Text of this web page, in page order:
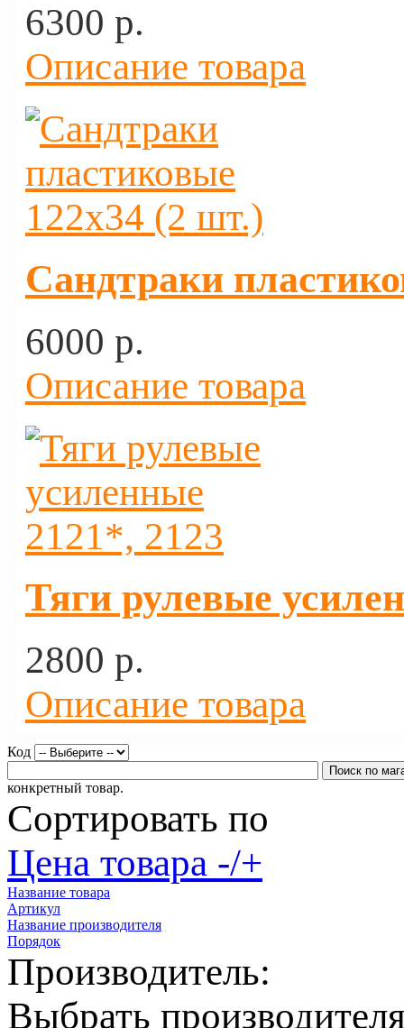
6300 p.
Описание товара
Сандтраки
6000 p.
Описание товара
Тяги рулевые
2800 p.
Описание товара
Код
конкретный товар.
Сортировать по
Цена товара -/+
Название товара
Артикул
Название производителя
Порядок
Производитель:
Выбрать